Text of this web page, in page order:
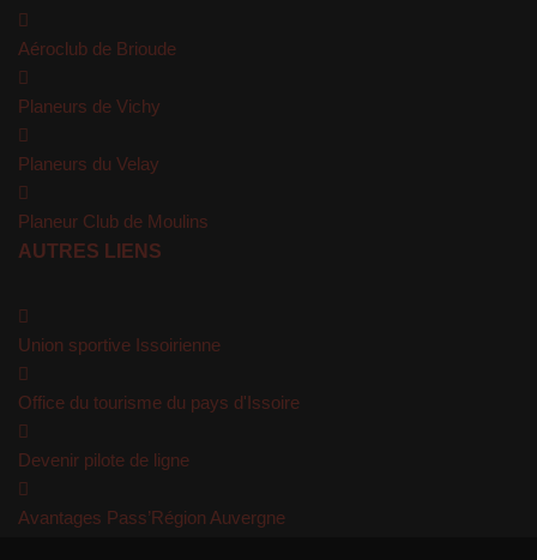
Aéroclub de Brioude
Planeurs de Vichy
Planeurs du Velay
Planeur Club de Moulins
AUTRES LIENS
Union sportive Issoirienne
Office du tourisme du pays d'Issoire
Devenir pilote de ligne
Avantages Pass’Région Auvergne